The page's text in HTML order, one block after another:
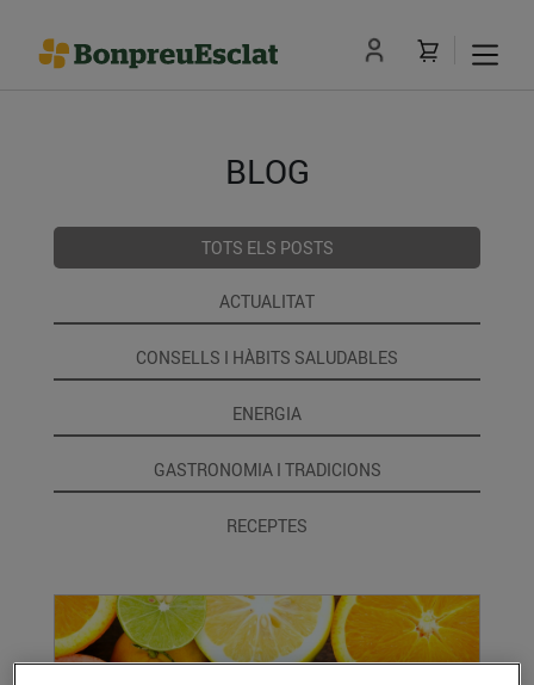
BLOG
TOTS ELS POSTS
ACTUALITAT
CONSELLS I HÀBITS SALUDABLES
ENERGIA
GASTRONOMIA I TRADICIONS
RECEPTES